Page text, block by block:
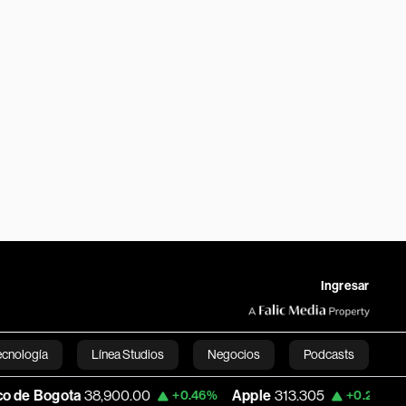
Ingresar
Línea Studios Negocios Podcasts
English
38,900.00 +0.46% Apple 313.305 +0.25% USD COP